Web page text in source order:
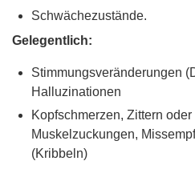
Schwächezustände.
Gelegentlich:
Stimmungsveränderungen
Halluzinationen
Kopfschmerzen, Zittern
Muskelzuckungen,
(Kribbeln)